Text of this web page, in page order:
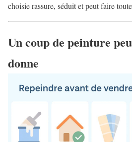
choisie rassure, séduit et peut faire
Un coup de peinture
donne